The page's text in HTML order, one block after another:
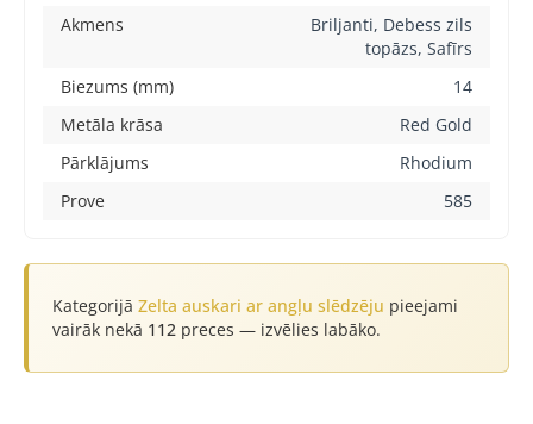
Akmens
Briljanti, Debess zils
topāzs, Safīrs
Biezums (mm)
14
Metāla krāsa
Red Gold
Pārklājums
Rhodium
Prove
585
Kategorijā Zelta auskari ar angļu slēdzēju pieejami
vairāk nekā 112 preces — izvēlies labāko.